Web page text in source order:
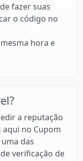
fazer suas
o código no
hora e
a reputação
aqui no Cupom
das
verificação de